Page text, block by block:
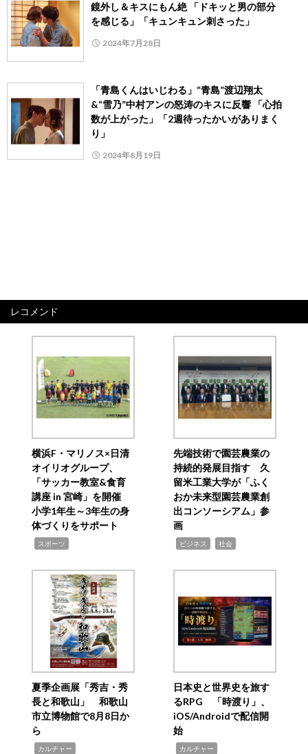
鏡外し＆キスにもん絶 「ドキッと男の部分
を感じる」「キュンキュン刺さった」
2024年7月28日
「青島くんはいじわる」“青島”渡辺翔太
&“雪乃”中村アンの怒涛のキスに反響 「心拍
数が上がった」「2週待ったかいがありまく
り」
2024年8月19日
レコメンド
横浜F・マリノス×日清
オイリオグループ、
「サッカー教室&食育
講座 in 宮崎」を開催
小学1年生～3年生の身
体づくりをサポート
スポーツ
先端技術で園芸農業の
持続的発展目指す 久
留米工業大学が「ふく
おか未来型園芸農業創
出コンソーシアム」参
画
ビジネス 社会
夏季企画展「秀吉・秀
長と和歌山」 和歌山
市立博物館で8月8日か
ら
カルチャー
日本史と世界史を旅す
るRPG 「時渡り」、
iOS/Androidで配信開
始
カルチャー